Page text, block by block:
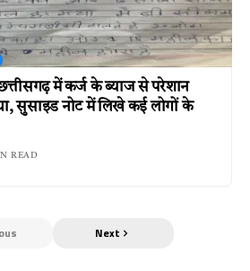
में कर्ज के ब्याज से परेशान
सुसाइड नोट में लिखे कई लोगों के
READ
Next